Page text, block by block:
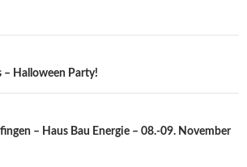
Halloween Party!
– Haus Bau Energie – 08.-09. November